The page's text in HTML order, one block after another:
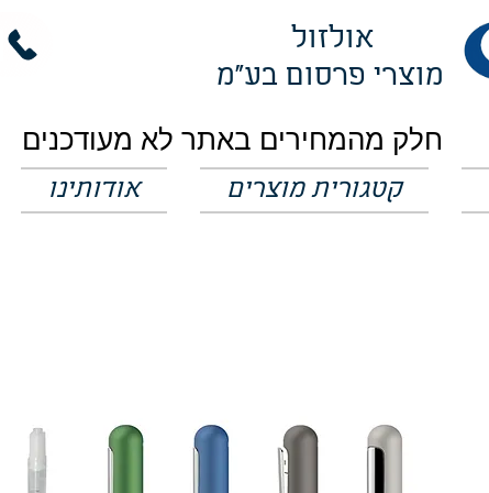
אולזול
מוצרי פרסום בע"מ
קטגורית מוצרים אודותינו